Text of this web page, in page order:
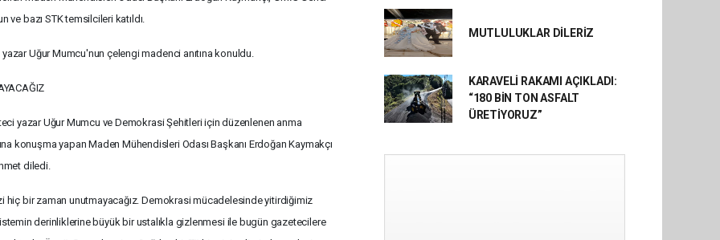
ve bazı STK temsilcileri katıldı.
Uğur Mumcu'nun çelengi madenci anıtına konuldu.
yazar Uğur Mumcu ve Demokrasi Şehitleri için düzenlenen anma
konuşma yapan Maden Mühendisleri Odası Başkanı Erdoğan Kaymakçı
diledi.
hiç bir zaman unutmayacağız. Demokrasi mücadelesinde yitirdiğimiz
derinliklerine büyük bir ustalıkla gizlenmesi ile bugün gazetecilere
MUTLULUKLAR DİLERİZ
KARAVELİ RAKAMI AÇIKLADI:
“180 BİN TON ASFALT
ÜRETİYORUZ”